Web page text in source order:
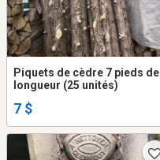
Piquets de cèdre 7 pieds de
longueur (25 unités)
7 $